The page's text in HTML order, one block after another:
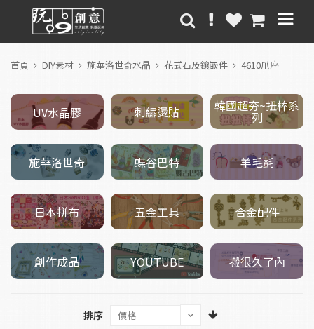
首頁 DIY素材 施華洛世奇水晶 花式石及鑲嵌件 4610爪座
UV水晶膠 刺繡燙貼 韓國超夯~扭棒系
列
施華洛世奇 蝶谷巴特 羊毛氈
日本拼布 五金工具 合金配件
創作成品 YOUTUBE 搬很久了內
排序